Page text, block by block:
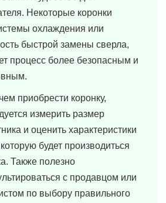
Некоторые коронки
охлаждения или
быстрой замены сверла,
процесс более безопасным и
приобрести коронку,
измерить размер
и оценить характеристики
будет производиться
Также полезно
с продавцом или
по выбору правильного